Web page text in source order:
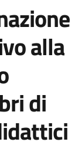
alla
di